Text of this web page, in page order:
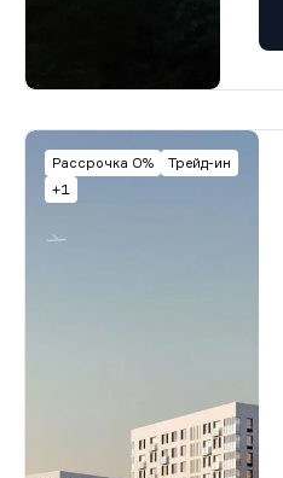
Рассрочка 0%
Трейд-ин
+1